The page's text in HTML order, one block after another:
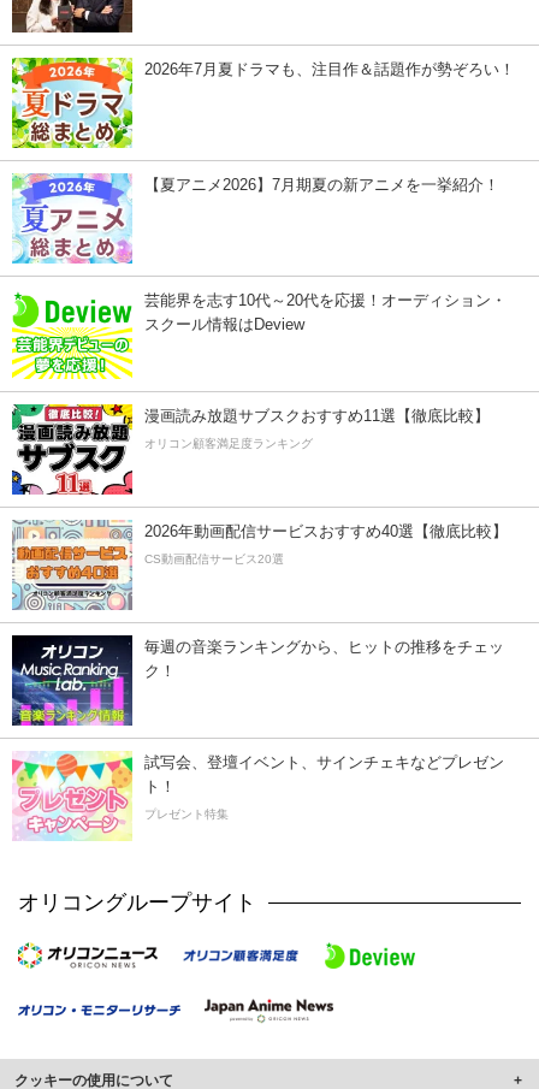
2026年7月夏ドラマも、注目作＆話題作が勢ぞろい！
【夏アニメ2026】7月期夏の新アニメを一挙紹介！
芸能界を志す10代～20代を応援！オーディション・
スクール情報はDeview
漫画読み放題サブスクおすすめ11選【徹底比較】
オリコン顧客満足度ランキング
2026年動画配信サービスおすすめ40選【徹底比較】
CS動画配信サービス20選
毎週の音楽ランキングから、ヒットの推移をチェッ
ク！
試写会、登壇イベント、サインチェキなどプレゼン
ト！
プレゼント特集
オリコングループサイト
クッキーの使用について